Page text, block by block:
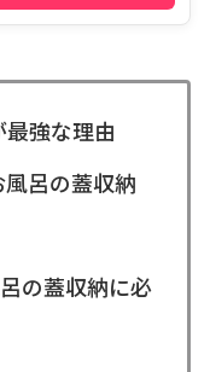
最強な理由
風呂の蓋収納
の蓋収納に必